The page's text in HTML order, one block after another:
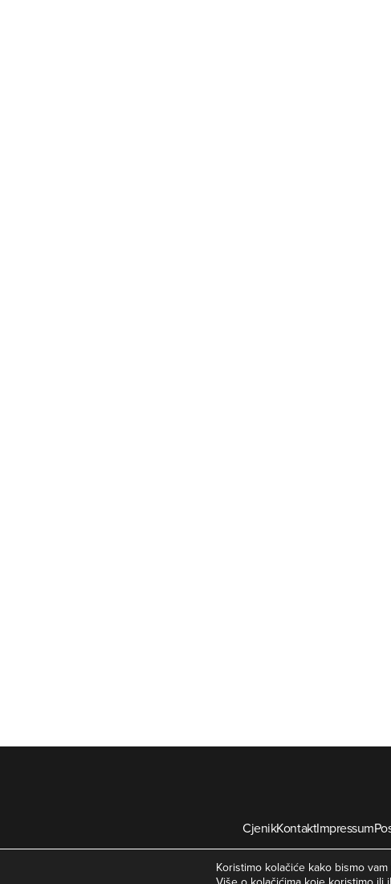
CjenikKontaktImpressum
©
Koristimo kolačiće kako bismo